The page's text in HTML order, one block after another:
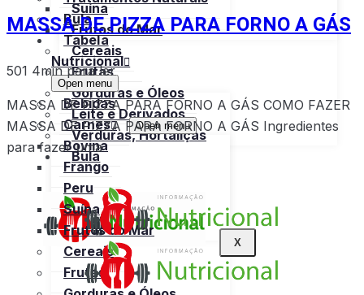
Suína
Frutos do Mar
Cereais
Frutas
Gorduras e Óleos
Leite e Derivados
Verduras, Hortaliças
Bula
X
Bula
Tabela
Nutricional
Open menu
Bebidas
Carnes
Open menu
Bovina
Frango
Peru
Suína
Frutos do Mar
Cereais
Frutas
MASSA DE PIZZA PARA FORNO A GÁS
501 4min para ler
MASSA DE PIZZA PARA FORNO A GÁS COMO FAZER
MASSA DE PIZZA PARA FORNO A GÁS Ingredientes
para fazer uma